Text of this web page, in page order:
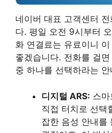
네이버 대표 고객센터
다. 평일 오전 9시부터
화 연결료는 유료이니
좋겠습니다. 전화를 걸
중 하나를 선택하라는
디지털 ARS: 스
직접 터치로 선택
잡한 음성 안내를